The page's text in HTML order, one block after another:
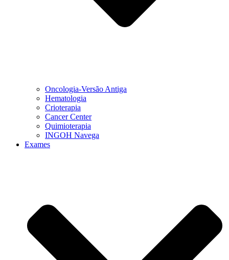
Oncologia-Versão Antiga
Hematologia
Crioterapia
Cancer Center
Quimioterapia
INGOH Navega
Exames